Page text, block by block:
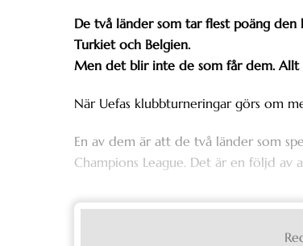
De två länder som tar flest poäng den
Turkiet och Belgien.
Men det blir inte de som får dem.
När Uefas klubbturneringar görs om
En av dem är att de två länder som
Champions League. Det är en följd av